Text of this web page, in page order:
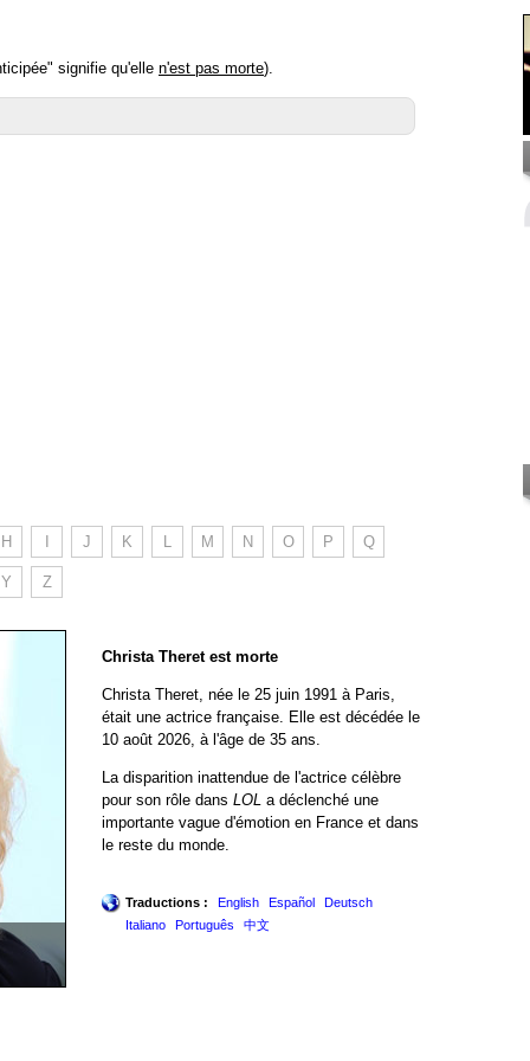
signifie qu'elle n'est pas morte).
H J K L M N O P Q
Y Z
Christa Theret est morte
Christa Theret, née le 25 juin 1991 à Paris,
était une actrice française. Elle est décédée le
10 août 2026, à l'âge de 35 ans.
La disparition inattendue de l'actrice célèbre
pour son rôle dans LOL a déclenché une
importante vague d'émotion en France et dans
le reste du monde.
Traductions : English Español
Deutsch
Italiano
Português 中文